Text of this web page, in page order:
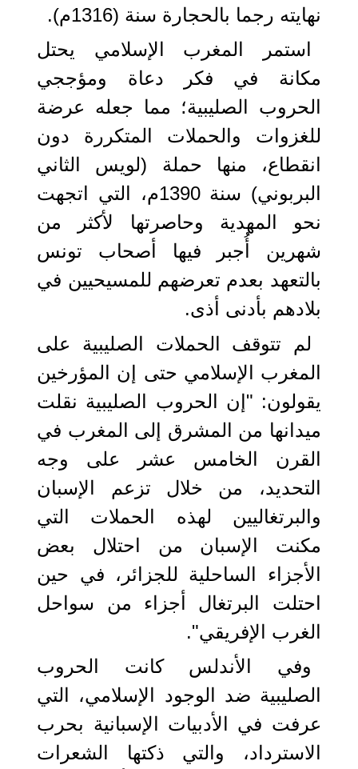
نهايته رجما بالحجارة سنة (1316م).
استمر المغرب الإسلامي يحتل
مكانة في فكر دعاة ومؤججي
الحروب الصليبية؛ مما جعله عرضة
للغزوات والحملات المتكررة دون
انقطاع، منها حملة (لويس الثاني
البربوني) سنة 1390م، التي اتجهت
نحو المهدية وحاصرتها لأكثر من
شهرين أُجبر فيها أصحاب تونس
بالتعهد بعدم تعرضهم للمسيحيين في
بلادهم بأدنى أذى.
لم تتوقف الحملات الصليبية على
المغرب الإسلامي حتى إن المؤرخين
يقولون: "إن الحروب الصليبية نقلت
ميدانها من المشرق إلى المغرب في
القرن الخامس عشر على وجه
التحديد، من خلال تزعم الإسبان
والبرتغاليين لهذه الحملات التي
مكنت الإسبان من احتلال بعض
الأجزاء الساحلية للجزائر، في حين
احتلت البرتغال أجزاء من سواحل
الغرب الإفريقي".
وفي الأندلس كانت الحروب
الصليبية ضد الوجود الإسلامي، التي
عرفت في الأدبيات الإسبانية بحرب
الاسترداد، والتي ذكتها الشعرات